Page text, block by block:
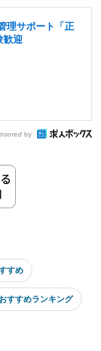
理サポート「正
歓迎
by
すめ
すすめランキング